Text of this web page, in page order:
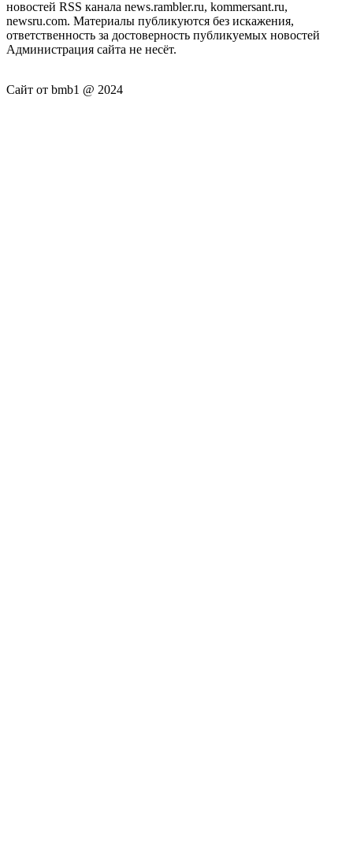
новостей RSS канала news.rambler.ru, kommersant.ru,
newsru.com. Материалы публикуются без искажения,
ответственность за достоверность публикуемых новостей
Администрация сайта не несёт.
Сайт от bmb1 @ 2024